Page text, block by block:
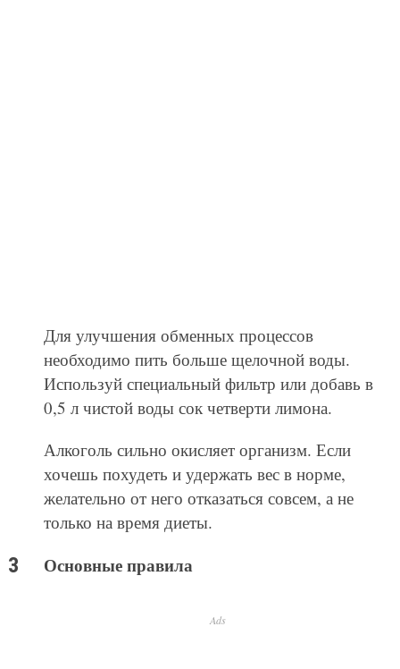
Для улучшения обменных процессов
необходимо пить больше щелочной воды.
Используй специальный фильтр или добавь в
0,5 л чистой воды сок четверти лимона.
Алкоголь сильно окисляет организм. Если
хочешь похудеть и удержать вес в норме,
желательно от него отказаться совсем, а не
только на время диеты.
Основные правила
Ads